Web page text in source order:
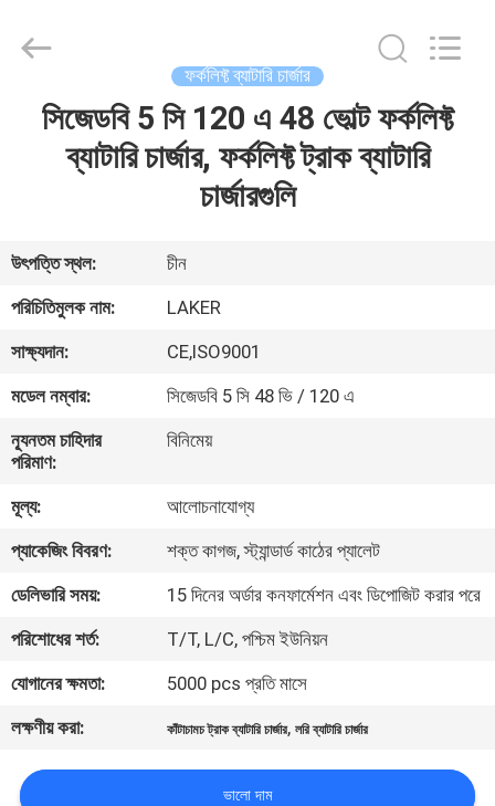
বাড়ি
আমাদের
সম্পর্কে
কারখানা
ভ্রমণ
নিয়ন্ত্রণ
আমাদের
সাথে
যোগাযোগ
করুন
খবর
CO.,LIMITED.
ফর্কলিফ্ট ব্যাটারি চার্জার
সিজেডবি 5 সি 120 এ 48 ভোল্ট ফর্কলিফ্ট
ব্যাটারি চার্জার, ফর্কলিফ্ট ট্রাক ব্যাটারি
চার্জারগুলি
উৎপত্তি স্থল:
চীন
পরিচিতিমুলক নাম:
LAKER
সাক্ষ্যদান:
CE,ISO9001
মডেল নম্বার:
সিজেডবি 5 সি 48 ভি / 120 এ
ন্যূনতম চাহিদার
পরিমাণ:
বিনিমেয়
মূল্য:
আলোচনাযোগ্য
প্যাকেজিং বিবরণ:
শক্ত কাগজ, স্ট্যান্ডার্ড কাঠের প্যালেট
ডেলিভারি সময়:
15 দিনের অর্ডার কনফার্মেশন এবং ডিপোজিট করার পরে
পরিশোধের শর্ত:
T/T, L/C, পশ্চিম ইউনিয়ন
যোগানের ক্ষমতা:
5000 pcs প্রতি মাসে
লক্ষণীয় করা:
কাঁটাচামচ ট্রাক ব্যাটারি চার্জার,লরি ব্যাটারি চার্জার
ভালো দাম